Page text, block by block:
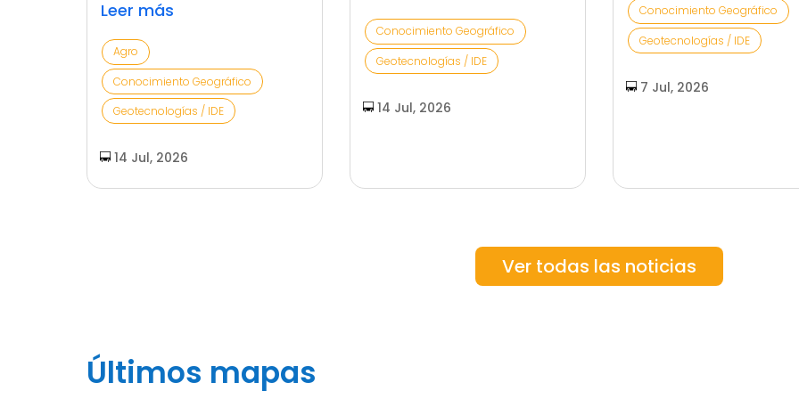
Leer más
Agro
Conocimiento Geográfico
Geotecnologías / IDE
14 Jul, 2026
Conocimiento Geográfico
Geotecnologías / IDE
14 Jul, 2026
Conocimiento Geográfico
Geotecnologías / IDE
7 Jul, 2026
Ver todas las noticias
Últimos mapas